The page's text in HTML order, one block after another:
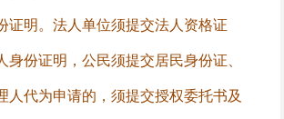
法人单位须提交法人资格证
身份证明，公民须提交居民身份证、
人代为申请的，须提交授权委托书及